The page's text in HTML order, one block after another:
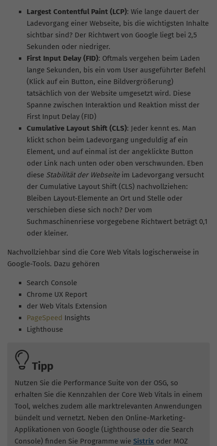
Largest Contentful Paint (LCP): Wie lange dauert der
Ladevorgang einer Webseite, bis die wichtigsten Inhalte
sichtbar sind? Der Richtwert von Google liegt bei 2,5
Sekunden oder niedriger.
First Input Delay (FID): Oftmals vergehen beim Laden
lange Sekunden, bis ein vom User ausgeführter Befehl
(Klick auf ein Button, eine Bildvergrößerung)
tatsächlich von der Website umgesetzt wird. Diese
Spanne zwischen Interaktion und Reaktion misst der
First Input Delay (FID)
Cumulative Layout Shift (CLS): Jeder kennt es. Man
klickt schon beim Ladevorgang ungeduldig af ein
Element, und auf einmal ist der angeklickte Button
oder Link nach unten oder oben verschwunden. Eben
diese Stabilität der Webseiteim Ladevorgang versucht
der Cumulative Layout Shift (CLS) nachvollziehen:
Bleiben Layout-Elemente an Ort und Stelle oder
verschieben diese sich noch? Der vom
Suchmaschinenriese vorgegebene Richtwert beträgt 0,1
oder kleiner.
Nachvollziehbar sind die Core Web Vitals logischerweise in
Google-Tools. Dazu gehören
Search Console
Chrome UX Report
der Web Vitals Extension
PageSpeed Insights
Lighthouse
Tipp
Nutzen Sie die Performance Suite von der OSG, so
erhalten Sie die Kennzahlen der Core Web Vitals in einem
Tool, welches zudem alle marktrelevanten Anwendungen
bündelt und vernetzt. Neben den Online-Marketing-
Applikationen von Google (Lighthouse oder die Search
Console) finden Sie Programme wie Sistrix oder MOZ